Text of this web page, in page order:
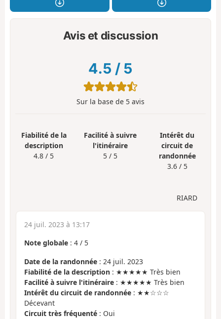
Avis et discussion
4.5 / 5
Sur la base de 5 avis
Fiabilité de la
description
4.8 / 5
Facilité à suivre
l'itinéraire
5 / 5
Intérêt du
circuit de
randonnée
3.6 / 5
RIARD
24 juil. 2023 à 13:17
Note globale : 4 / 5
Date de la randonnée : 24 juil. 2023
Fiabilité de la description : ★★★★★ Très bien
Facilité à suivre l'itinéraire : ★★★★★ Très bien
Intérêt du circuit de randonnée : ★★☆☆☆
Décevant
Circuit très fréquenté : Oui